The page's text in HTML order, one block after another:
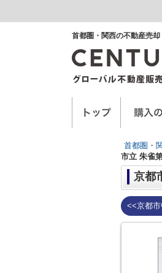
首都圏・関西の不動産売
首都圏・
市立 朱雀
京都
<<京都